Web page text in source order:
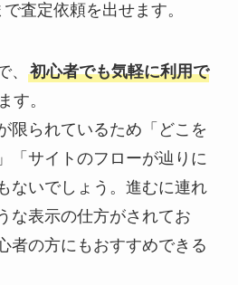
査定依頼を出せます。
、
初心者でも気軽に利用で
す。
限られているため「どこを
「サイトのフローが辿りに
ないでしょう。進むに連れ
な表示の仕方がされてお
者の方にもおすすめできる